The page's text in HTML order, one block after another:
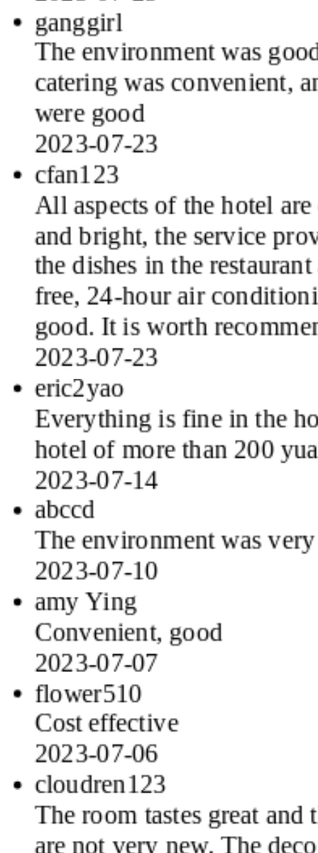
The environment was
catering was convenient,
were good
2023-07-23
cfan123
All aspects of the hotel
and bright, the service
the dishes in the
free, 24-hour air
good. It is worth
2023-07-23
eric2yao
Everything is fine in the
hotel of more than 200
2023-07-14
abccd
The environment was
2023-07-10
amy Ying
Convenient, good
2023-07-07
flower510
Cost effective
2023-07-06
cloudren123
The room tastes great
are not very new. The